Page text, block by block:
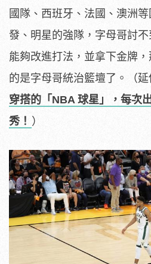
國隊、西班牙、法國、澳洲
發、明星的強隊，字母哥討
能夠改進打法，並拿下金牌
的是字母哥統治籃壇了。（延
穿搭的「NBA 球星」，每次
秀！ ）